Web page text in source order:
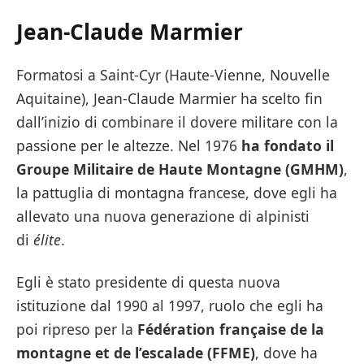
Jean-Claude Marmier
Formatosi a Saint-Cyr (Haute-Vienne, Nouvelle
Aquitaine), Jean-Claude Marmier ha scelto fin
dall’inizio di combinare il dovere militare con la
passione per le altezze. Nel 1976 ha fondato il
Groupe Militaire de Haute Montagne (GMHM),
la pattuglia di montagna francese, dove egli ha
allevato una nuova generazione di alpinisti
di élite.
Egli è stato presidente di questa nuova
istituzione dal 1990 al 1997, ruolo che egli ha
poi ripreso per la Fédération française de la
montagne et de l’escalade (FFME), dove ha